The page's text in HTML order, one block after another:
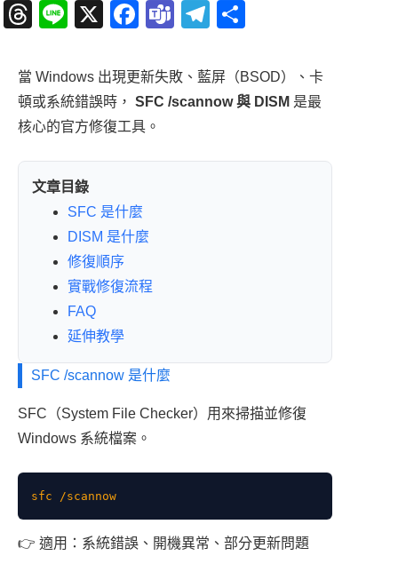
T
e
a
d
s
Li
e
X
F
c
e
b
o
k
T
a
m
T
e
gr
m
當 Windows 出現更新失敗、藍屏（BSOD）、卡
頓或系統錯誤時， SFC /scannow 與 DISM 是最
核心的官方修復工具。
文章目錄
SFC 是什麼
DISM 是什麼
修復順序
實戰修復流程
FAQ
延伸教學
SFC /scannow 是什麼
SFC（System File Checker）用來掃描並修復
Windows 系統檔案。
👉 適用：系統錯誤、開機異常、部分更新問題